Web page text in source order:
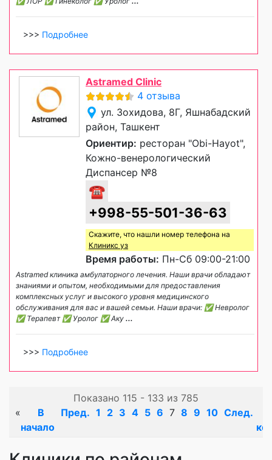
>>> Подробнее
Astramed Clinic
4 отзыва
ул. Зохидова, 8Г, Яшнабадский
район, Ташкент
Ориентир: ресторан "Obi-Hayot",
Кожно-венерологический
Диспансер №8
☎
+998-55-501-36-63
Скажите, что нашли номер телефона на
Клиникс уз
Время работы: Пн-Сб 09:00-21:00
Astramed клиника амбулаторного лечения. Наши врачи обладают
знаниями и опытом, необходимыми для предоставления
комплексных услуг и высокого уровня медицинского
обслуживания для вас и вашей семьи. Наши врачи: ✅ Невролог
✅ Терапевт ✅ Уролог ✅ Аку ...
>>> Подробнее
Показано 115 - 133 из 785
«
В
начало
Пред. 1 2 3 4 5 6 7 8 9 10 След.